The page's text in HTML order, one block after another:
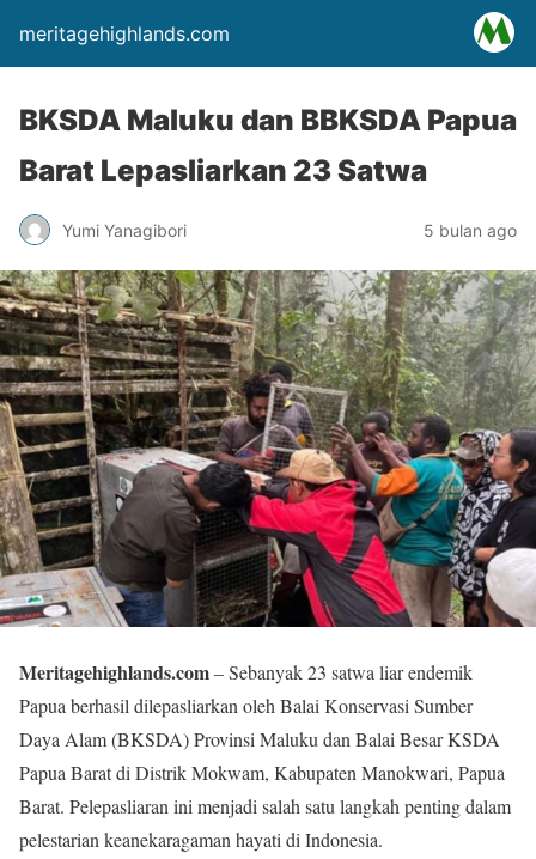
meritagehighlands.com
BKSDA Maluku dan BBKSDA Papua
Barat Lepasliarkan 23 Satwa
Yumi Yanagibori 5 bulan ago
Meritagehighlands.com– Sebanyak 23 satwa liar endemik
Papua berhasil dilepasliarkan oleh Balai Konservasi Sumber
Daya Alam (BKSDA) Provinsi Maluku dan Balai Besar KSDA
Papua Barat di Distrik Mokwam, Kabupaten Manokwari, Papua
Barat. Pelepasliaran ini menjadi salah satu langkah penting dalam
pelestarian keanekaragaman hayati di Indonesia.